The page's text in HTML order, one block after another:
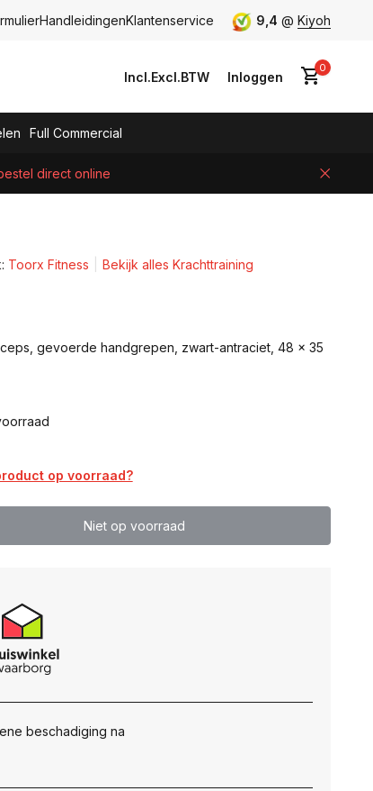
HandleidingenKlantenservice 9,4 @ Kiyoh
Incl.Excl.BTW Inloggen
0
Full Commercial
direct online
Toorx Fitness Bekijk alles Krachttraining
gevoerde handgrepen, zwart-antraciet, 48 x 35
op voorraad?
Niet op voorraad
beschadiging na